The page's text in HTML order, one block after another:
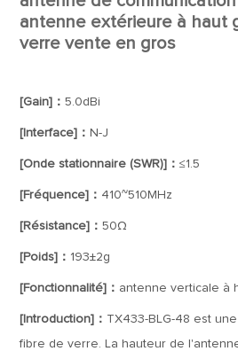
antenne extérieure à haut
verre vente en gros
[Gain]：5.0dBi
[Interface]： N-J
[Onde stationnaire (SWR)]：≤1.5
[Fréquence]： 410~510MHz
[Résistance]：50Ω
[Poids]： 193±2g
[Fonctionnalité]： antenne verticale à
[Introduction]： TX433-BLG-48 est
fibre de verre. La hauteur de